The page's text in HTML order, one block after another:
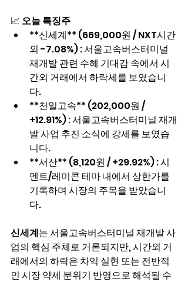
📈 오늘 특징주
**신세계** (669,000원 / NXT시간
외 -7.08%) : 서울고속버스터미널
재개발 관련 수혜 기대감 속에서 시
간외 거래에서 하락세를 보였습니
다.
**천일고속** (202,000원 /
+12.91%) : 서울고속버스터미널 재개
발 사업 추진 소식에 강세를 보였습
니다.
**서산** (8,120원 / +29.92%) : 시
멘트/레미콘 테마 내에서 상한가를
기록하며 시장의 주목을 받았습니
다.
신세계는 서울고속버스터미널 재개발 사
업의 핵심 주체로 거론되지만, 시간외 거
래에서의 하락은 차익 실현 또는 전반적
인 시장 약세 분위기 반영으로 해석될 수